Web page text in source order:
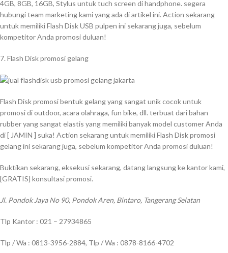
4GB, 8GB, 16GB, Stylus untuk tuch screen di handphone. segera
hubungi team marketing kami yang ada di artikel ini. Action sekarang
untuk memiliki Flash Disk USB pulpen ini sekarang juga, sebelum
kompetitor Anda promosi duluan!
7. Flash Disk promosi gelang
Flash Disk promosi bentuk gelang yang sangat unik cocok untuk
promosi di outdoor, acara olahraga, fun bike, dll. terbuat dari bahan
rubber yang sangat elastis yang memiliki banyak model customer Anda
di [ JAMIN ] suka! Action sekarang untuk memiliki Flash Disk promosi
gelang ini sekarang juga, sebelum kompetitor Anda promosi duluan!
Buktikan sekarang, eksekusi sekarang, datang langsung ke kantor kami,
[GRATIS] konsultasi promosi.
Jl. Pondok Jaya No 90, Pondok Aren, Bintaro, Tangerang Selatan
Tlp Kantor : 021 – 27934865
Tlp / Wa : 0813-3956-2884, Tlp / Wa : 0878-8166-4702